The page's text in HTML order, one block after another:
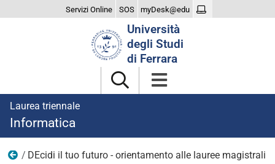
Servizi Online SOS myDesk@edu
Università
degli Studi
di Ferrara
Laurea triennale
Informatica
2026
DEcidi il tuo futuro - orientamento alle lauree magistrali